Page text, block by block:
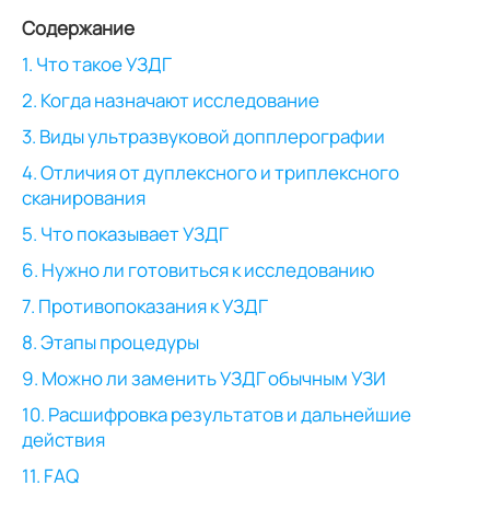
Содержание
1. Что такое УЗДГ
2. Когда назначают исследование
3. Виды ультразвуковой допплерографии
4. Отличия от дуплексного и триплексного
сканирования
5. Что показывает УЗДГ
6. Нужно ли готовиться к исследованию
7. Противопоказания к УЗДГ
8. Этапы процедуры
9. Можно ли заменить УЗДГ обычным УЗИ
10. Расшифровка результатов и дальнейшие
действия
11. FAQ